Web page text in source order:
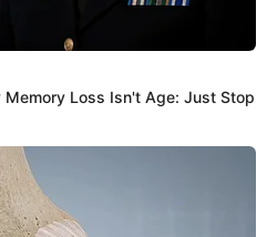
ser el culpable del
“Mi productor
a su productor a la fiesta
y Renato Rossi sin pensar